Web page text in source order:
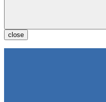
close